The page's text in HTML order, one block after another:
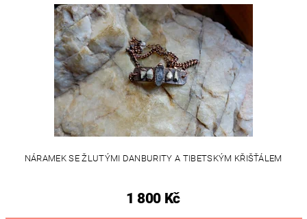
NÁRAMEK SE ŽLUTÝMI DANBURITY A TIBETSKÝM KŘIŠŤÁLEM
1 800 Kč